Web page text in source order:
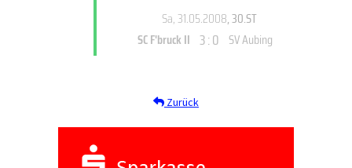
Sa, 31.05.2008, 30.ST
SC F'bruck II 3 : 0 SV Aubing
Zurück